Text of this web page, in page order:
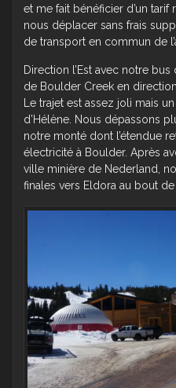
et me fait bénéficier d’un tarif
nous déplacer sans frais
de transport en commun de
Direction l’Est avec notre
de Boulder Creek en
Le trajet est assez joli mais
d’Hélène. Nous dépassons
notre monté dont l’étendue
électricité à Boulder. Après
ville minière de Nederland,
finales vers Eldora au bout de